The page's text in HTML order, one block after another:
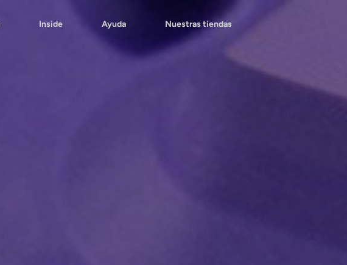
Inside Ayuda Nuestras tiendas